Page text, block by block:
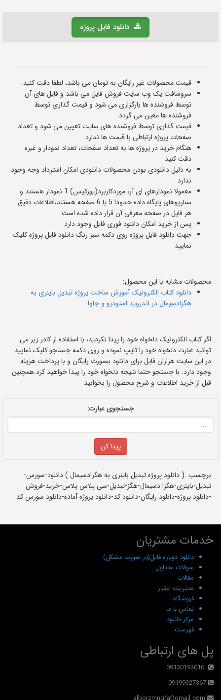
دانلود فایل پروژه
قیمت محصولات غیر رایگان به تومان می باشد، لطفا دقت کنید.
سروسافت یک وب سایت فروش فایل می باشد و فایل های آن
توسط فروشنده ها بارگزاری می شود و قیمت گذاری توسط
فروشنده ها معین می گردد
قیمت گذاری توسط فروشنده های سایت تعیین می شود و تعداد
صفحات پروژه ارتباطی با قیمت ها ندارد
هنگام خرید در پروژه ها به تعداد صفحات، تعداد نمودار و غیره
دقت کنید
به دلیل دانلودی بودن محصولات دانلودی امکان استرداد وجه وجود
ندارد
معمولا نمودارهای ای آر، موردکاربرد(یوزکیس) 1 نمودار هستند و
سناریوهای پایگاه داده حدودا 5 یا 6 صفحه هستند،اطلاعات دقیق
هر فایل در صفحه معرفی آن قرار داده شده است
پس از خرید امکان دانلود فوری فایل وجود دارد
جهت دانلود فایل پروژه روی دکمه سبز رنگ دانلود فایل پروژه کلیک
نمایید
محصولات مشابه با این محصول:
دانلود کتاب الکترونیک آموزش ساخت پروژه تبدیل باینری به
هگزادسیمال در اندروید استودیو و جاوا
اگر کتاب الکترونیک دلخواه خود را پیدا نکردید، با استفاده از کادر زیر می
توانید عبارت دلخواه خود را تایپ نموده و روی دکمه جستجو کلیک نمایید.
در این سایت هزاران فایل برای دانلود بصورت رایگان و با پرداخت هزینه
وجود دارد. با جستجو حتما نتیجه دلخواه خود را پیدا خواهید کرد.همچنین
قبل از خرید اطلاعات و شرح محصول را بخوانید
جستجوی عبارت:
برچسب :( دانلود پروژه تبدیل باینری به هگزادسیمال ) دانلود-سورس-
تبدیل-باینری-هگزا دسیمال-هگز-تبدیل-سی پلاس پلاس-خرید-فروش
-دانلود پروژه-دانلود رایگان-دانلود کد-دانلود پروژه آماده-دانلود سورس کد
خدمات مشتریان
دانلود دوباره فایل(در صورت مشکل)
سوالات متداول
مقالات
مدیریت اعتبار
فروشگاه
تماس با ما
مرکز دانلود
فهرست
پل های ارتباطی
09130193010
09199327367